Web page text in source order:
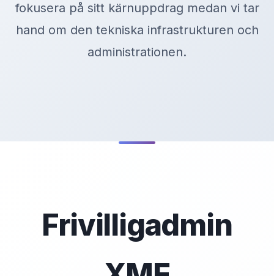
fokusera på sitt kärnuppdrag medan vi tar
hand om den tekniska infrastrukturen och
administrationen.
Frivilligadmin